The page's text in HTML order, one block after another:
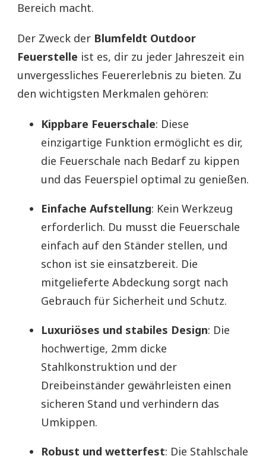
Bereich macht.
Der Zweck der Blumfeldt Outdoor
Feuerstelle ist es, dir zu jeder Jahreszeit ein
unvergessliches Feuererlebnis zu bieten. Zu
den wichtigsten Merkmalen gehören:
Kippbare Feuerschale: Diese
einzigartige Funktion ermöglicht es dir,
die Feuerschale nach Bedarf zu kippen
und das Feuerspiel optimal zu genießen.
Einfache Aufstellung: Kein Werkzeug
erforderlich. Du musst die Feuerschale
einfach auf den Ständer stellen, und
schon ist sie einsatzbereit. Die
mitgelieferte Abdeckung sorgt nach
Gebrauch für Sicherheit und Schutz.
Luxuriöses und stabiles Design: Die
hochwertige, 2mm dicke
Stahlkonstruktion und der
Dreibeinständer gewährleisten einen
sicheren Stand und verhindern das
Umkippen.
Robust und wetterfest: Die Stahlschale